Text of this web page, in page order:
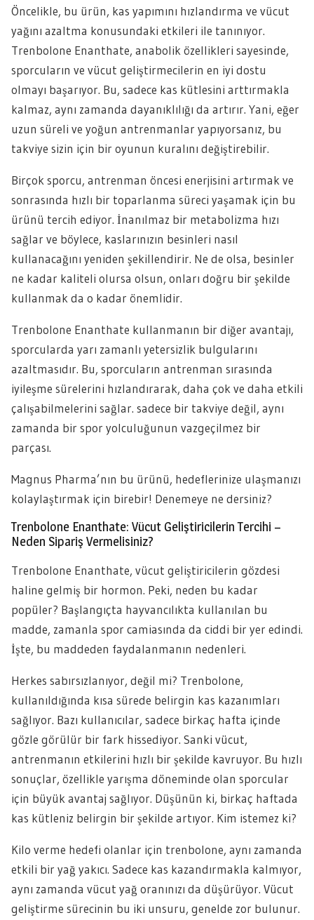
Öncelikle, bu ürün, kas yapımını hızlandırma ve vücut
yağını azaltma konusundaki etkileri ile tanınıyor.
Trenbolone Enanthate, anabolik özellikleri sayesinde,
sporcuların ve vücut geliştirmecilerin en iyi dostu
olmayı başarıyor. Bu, sadece kas kütlesini arttırmakla
kalmaz, aynı zamanda dayanıklılığı da artırır. Yani, eğer
uzun süreli ve yoğun antrenmanlar yapıyorsanız, bu
takviye sizin için bir oyunun kuralını değiştirebilir.
Birçok sporcu, antrenman öncesi enerjisini artırmak ve
sonrasında hızlı bir toparlanma süreci yaşamak için bu
ürünü tercih ediyor. İnanılmaz bir metabolizma hızı
sağlar ve böylece, kaslarınızın besinleri nasıl
kullanacağını yeniden şekillendirir. Ne de olsa, besinler
ne kadar kaliteli olursa olsun, onları doğru bir şekilde
kullanmak da o kadar önemlidir.
Trenbolone Enanthate kullanmanın bir diğer avantajı,
sporcularda yarı zamanlı yetersizlik bulgularını
azaltmasıdır. Bu, sporcuların antrenman sırasında
iyileşme sürelerini hızlandırarak, daha çok ve daha etkili
çalışabilmelerini sağlar. sadece bir takviye değil, aynı
zamanda bir spor yolculuğunun vazgeçilmez bir
parçası.
Magnus Pharma’nın bu ürünü, hedeflerinize ulaşmanızı
kolaylaştırmak için birebir! Denemeye ne dersiniz?
Trenbolone Enanthate: Vücut Geliştiricilerin Tercihi –
Neden Sipariş Vermelisiniz?
Trenbolone Enanthate, vücut geliştiricilerin gözdesi
haline gelmiş bir hormon. Peki, neden bu kadar
popüler? Başlangıçta hayvancılıkta kullanılan bu
madde, zamanla spor camiasında da ciddi bir yer edindi.
İşte, bu maddeden faydalanmanın nedenleri.
Herkes sabırsızlanıyor, değil mi? Trenbolone,
kullanıldığında kısa sürede belirgin kas kazanımları
sağlıyor. Bazı kullanıcılar, sadece birkaç hafta içinde
gözle görülür bir fark hissediyor. Sanki vücut,
antrenmanın etkilerini hızlı bir şekilde kavruyor. Bu hızlı
sonuçlar, özellikle yarışma döneminde olan sporcular
için büyük avantaj sağlıyor. Düşünün ki, birkaç haftada
kas kütleniz belirgin bir şekilde artıyor. Kim istemez ki?
Kilo verme hedefi olanlar için trenbolone, aynı zamanda
etkili bir yağ yakıcı. Sadece kas kazandırmakla kalmıyor,
aynı zamanda vücut yağ oranınızı da düşürüyor. Vücut
geliştirme sürecinin bu iki unsuru, genelde zor bulunur.